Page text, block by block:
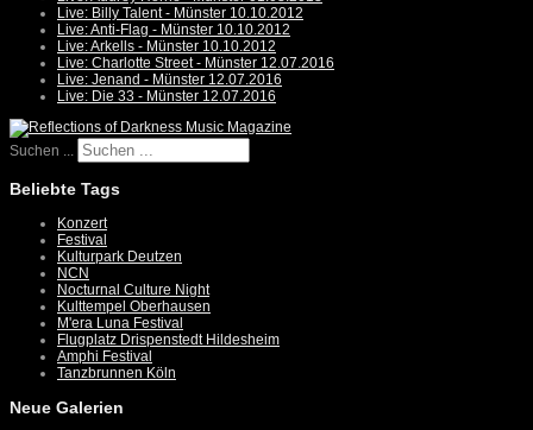
Live: Billy Talent - Münster 10.10.2012
Live: Anti-Flag - Münster 10.10.2012
Live: Arkells - Münster 10.10.2012
Live: Charlotte Street - Münster 12.07.2016
Live: Jenand - Münster 12.07.2016
Live: Die 33 - Münster 12.07.2016
Suchen ...
Beliebte Tags
Konzert
Festival
Kulturpark Deutzen
NCN
Nocturnal Culture Night
Kulttempel Oberhausen
M'era Luna Festival
Flugplatz Drispenstedt Hildesheim
Amphi Festival
Tanzbrunnen Köln
Neue Galerien